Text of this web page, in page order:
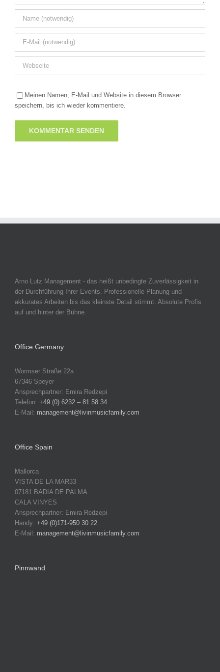
Meinen Namen, E-Mail und Website in diesem Browser
speichern, bis ich wieder kommentiere.
Arno Lutz Management - das heißt unbedingte Zuverlässigkeit in
der Durchführung Ihrer Events. Professionelle Planung und
akkurates Arbeiten bis das kleinste Detail stimmt. Absolute Profis
auf und hinter der Bühne.
Office Germany
Wormser Straße 22a
67346 Speyer
Ansprechpartner: Emira Redzepi
Telefon: +49 (0) 6232 – 81 58 34
E-Mail: management@livinmusicfamily.com
Office Spain
Mallorca
VISTA DE LA MAR33
07181 BADIA DE PALMA
CALA VINYES
Ansprechpartner: Emira Redzepi
Handy: +49 (0)171-950 30 22
E-Mail: management@livinmusicfamily.com
Pinnwand